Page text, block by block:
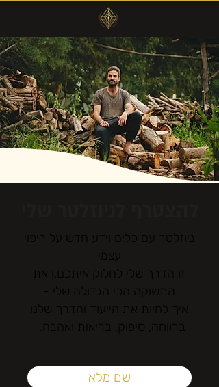
ניוזלטר עם כלים וידע חדש על ריפוי
עצמי
זו הדרך שלי לחלוק איתכם.ן את
התשוקה הכי הגדולה שלי -
איך לחיות את הייעוד והדרך שלנו
ברווחה, סיפוק, בריאות ואהבה.